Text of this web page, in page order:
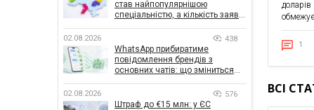
1
ВСІ
став найпопулярнішою
спеціальністю, а кількість заяв
02.08.2026 438
WhatsApp прибиратиме
повідомлення брендів з
основних чатів: що зміниться
02.08.2026 576
Штраф до €15 млн: у ЄС